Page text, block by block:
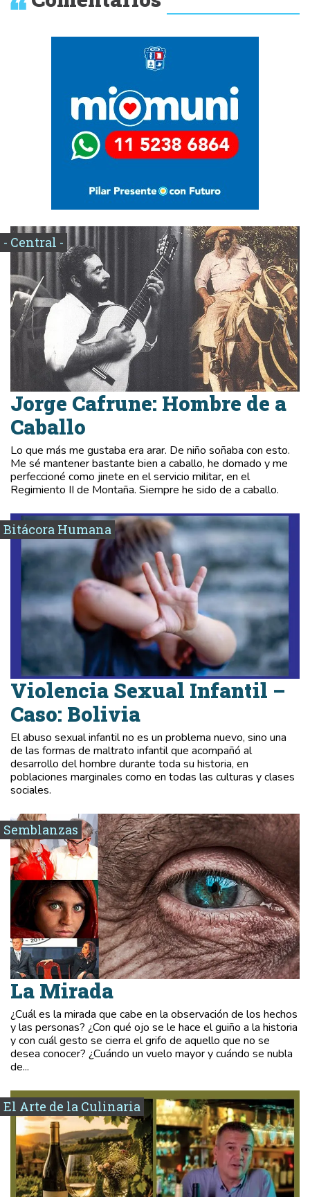
- Central -
Jorge Cafrune: Hombre de a
Caballo
Lo que más me gustaba era arar. De niño soñaba con esto.
Me sé mantener bastante bien a caballo, he domado y me
perfeccioné como jinete en el servicio militar, en el
Regimiento II de Montaña. Siempre he sido de a caballo.
Bitácora Humana
Violencia Sexual Infantil –
Caso: Bolivia
El abuso sexual infantil no es un problema nuevo, sino una
de las formas de maltrato infantil que acompañó al
desarrollo del hombre durante toda su historia, en
poblaciones marginales como en todas las culturas y clases
sociales.
Semblanzas
La Mirada
¿Cuál es la mirada que cabe en la observación de los hechos
y las personas? ¿Con qué ojo se le hace el guiño a la historia
y con cuál gesto se cierra el grifo de aquello que no se
desea conocer? ¿Cuándo un vuelo mayor y cuándo se nubla
de...
El Arte de la Culinaria